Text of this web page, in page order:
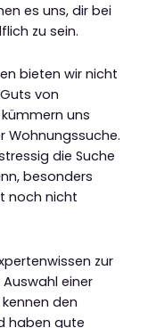
es uns, dir bei
zu sein.
bieten wir nicht
von
uns
Wohnungssuche.
die Suche
besonders
noch nicht
zur
einer
den
haben gute